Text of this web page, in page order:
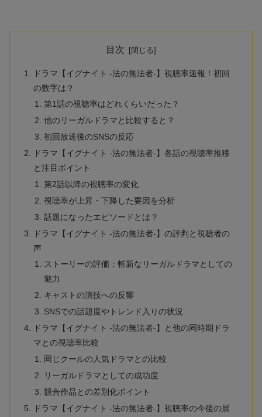
目次
ドラマ【イグナイト -法の無法者-】視聴率速報！初回
の数字は？
第1話の視聴率はどれくらいだった？
他のリーガルドラマと比較すると？
初回放送後のSNSの反応
ドラマ【イグナイト -法の無法者-】各話の視聴率推移
と注目ポイント
第2話以降の視聴率の変化
視聴率が上昇・下降した要因を分析
話題になったエピソードとは？
ドラマ【イグナイト -法の無法者-】の評判と視聴者の
声
ストーリーの評価：斬新なリーガルドラマとしての
魅力
キャストの演技への反響
SNSでの話題度やトレンド入りの状況
ドラマ【イグナイト -法の無法者-】と他の同時期ドラ
マとの視聴率比較
同じクールの人気ドラマとの比較
リーガルドラマとしての成功度
競合作品との差別化ポイント
ドラマ【イグナイト -法の無法者-】視聴率の今後の展